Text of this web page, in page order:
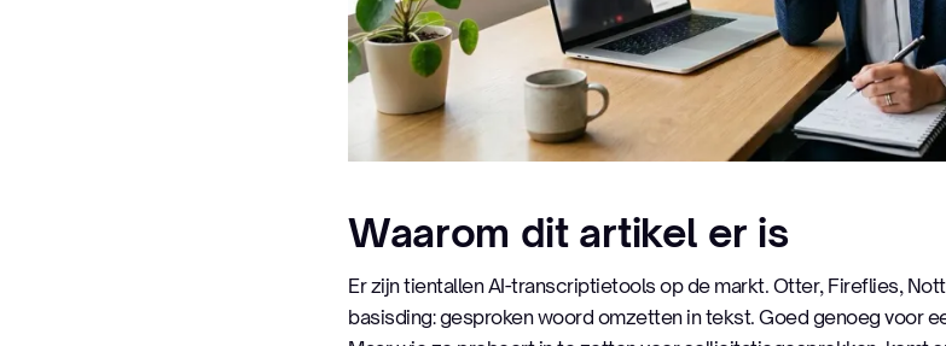
Waarom dit artikel er is
Er zijn tientallen AI-transcriptietools op de markt. Otter, Fireflies,
basisding: gesproken woord omzetten in tekst. Goed genoeg voor